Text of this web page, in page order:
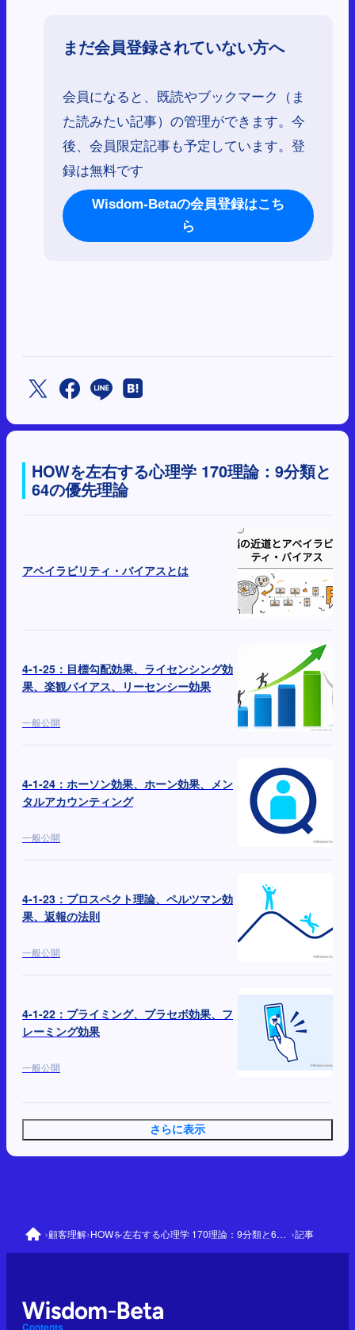
まだ会員登録されていない方へ
会員になると、既読やブックマーク（ま
た読みたい記事）の管理ができます。今
後、会員限定記事も予定しています。登
録は無料です
Wisdom-Betaの会員登録はこち
ら
HOWを左右する心理学 170理論：9分類と
64の優先理論
アベイラビリティ・バイアスとは
4-1-25：目標勾配効果、ライセンシング効
果、楽観バイアス、リーセンシー効果
一般公開
4-1-24：ホーソン効果、ホーン効果、メン
タルアカウンティング
一般公開
4-1-23：プロスペクト理論、ペルツマン効
果、返報の法則
一般公開
4-1-22：プライミング、プラセボ効果、フ
レーミング効果
一般公開
さらに表示
›顧客理解› HOWを左右する心理学 170理論：9分類と64の優先理論 ›記事
Contents